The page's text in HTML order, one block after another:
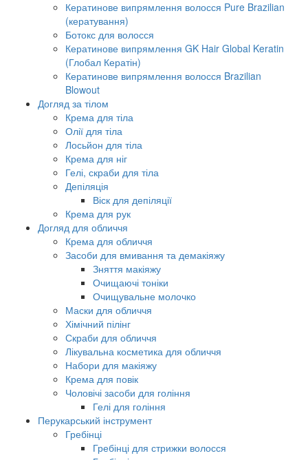
Кератинове випрямлення волосся Pure Brazilian
(кератування)
Ботокс для волосся
Кератинове випрямлення GK Hair Global Keratin
(Глобал Кератін)
Кератинове випрямлення волосся Brazilian
Blowout
Догляд за тілом
Крема для тіла
Олії для тіла
Лосьйон для тіла
Крема для ніг
Гелі, скраби для тіла
Депіляція
Віск для депіляції
Крема для рук
Догляд для обличчя
Крема для обличчя
Засоби для вмивання та демакіяжу
Зняття макіяжу
Очищаючі тоніки
Очищувальне молочко
Маски для обличчя
Хімічний пілінг
Скраби для обличчя
Лікувальна косметика для обличчя
Набори для макіяжу
Крема для повік
Чоловічі засоби для гоління
Гелі для гоління
Перукарський інструмент
Гребінці
Гребінці для стрижки волосся